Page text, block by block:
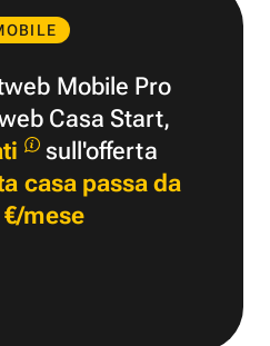
Mobile Pro
Casa Start,
sull'offerta
casa passa da
mese